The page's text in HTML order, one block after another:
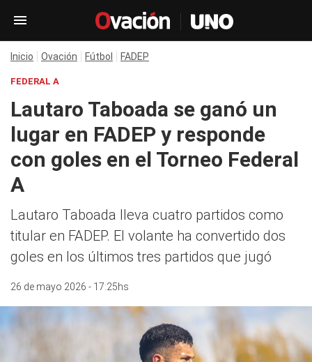
Inicio Ovación Fútbol FADEP
FEDERAL A
Lautaro Taboada se ganó un
lugar en FADEP y responde
con goles en el Torneo Federal
A
Lautaro Taboada lleva cuatro partidos como
titular en FADEP. El volante ha convertido dos
goles en los últimos tres partidos que jugó
26 de mayo 2026 - 17:25hs